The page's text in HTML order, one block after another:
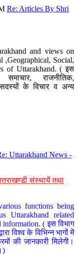
Re: Articles By Shri
and views on
,Geographical, Social,
of Uttarakhand. ( इस
राजनीतिक,
सदस्यों के विचार व अन्य
Uttarakhand News -
संस्थायें तथा
functions being
Uttarakhand related
information. ( इस विभाग
विश्व के विभिन्न भागों में
की जानकारी मिलेगी।